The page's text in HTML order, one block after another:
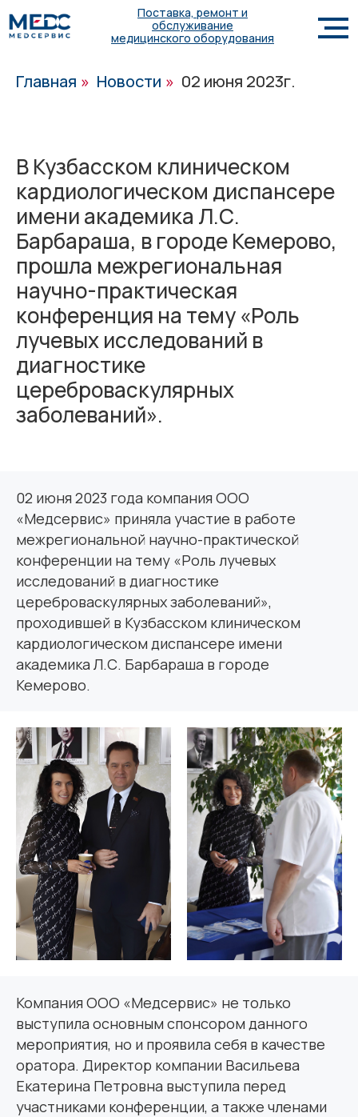
Поставка, ремонт и
обслуживание
медицинского оборудования
Главная » Новости » 02 июня 2023г.
В Кузбасском клиническом
кардиологическом диспансере
имени академика Л.С.
Барбараша, в городе Кемерово,
прошла межрегиональная
научно-практическая
конференция на тему «Роль
лучевых исследований в
диагностике
цереброваскулярных
заболеваний».
02 июня 2023 года компания ООО
«Медсервис» приняла участие в работе
межрегиональной научно-практической
конференции на тему «Роль лучевых
исследований в диагностике
цереброваскулярных заболеваний»,
проходившей в Кузбасском клиническом
кардиологическом диспансере имени
академика Л.С. Барбараша в городе
Кемерово.
Компания ООО «Медсервис» не только
выступила основным спонсором данного
мероприятия, но и проявила себя в качестве
оратора. Директор компании Васильева
Екатерина Петровна выступила перед
участниками конференции, а также членами